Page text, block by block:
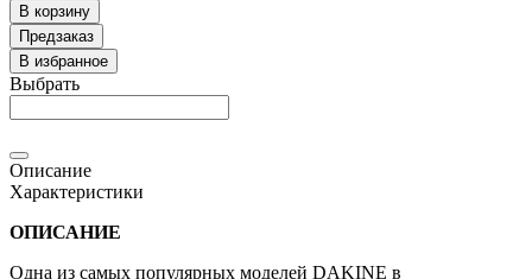
В корзину
Предзаказ
В избранное
Выбрать
Описание
Характеристики
ОПИСАНИЕ
Одна из самых популярных моделей DAKINE в